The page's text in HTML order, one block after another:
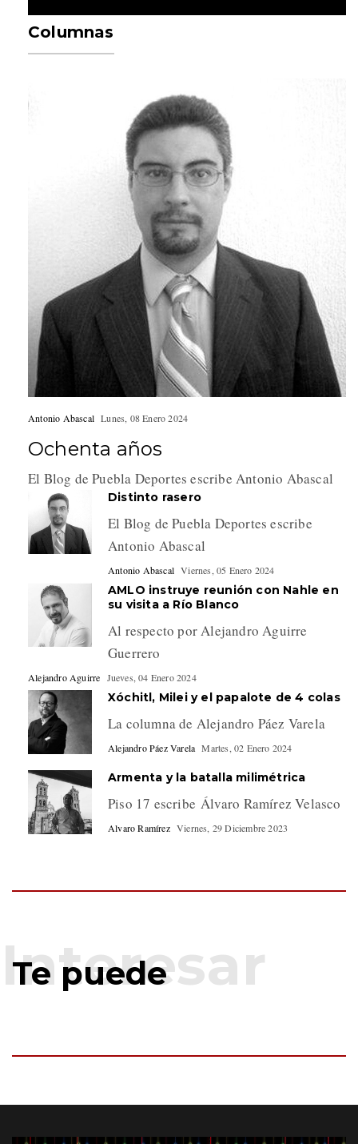
Columnas
Antonio Abascal Lunes, 08 Enero 2024
Ochenta años
El Blog de Puebla Deportes escribe Antonio Abascal
Distinto rasero
El Blog de Puebla Deportes escribe
Antonio Abascal
Antonio Abascal Viernes, 05 Enero 2024
AMLO instruye reunión con Nahle en
su visita a Río Blanco
Al respecto por Alejandro Aguirre
Guerrero
Alejandro Aguirre Jueves, 04 Enero 2024
Xóchitl, Milei y el papalote de 4 colas
La columna de Alejandro Páez Varela
Alejandro Páez Varela Martes, 02 Enero 2024
Armenta y la batalla milimétrica
Piso 17 escribe Álvaro Ramírez Velasco
Alvaro Ramírez Viernes, 29 Diciembre 2023
Te puede